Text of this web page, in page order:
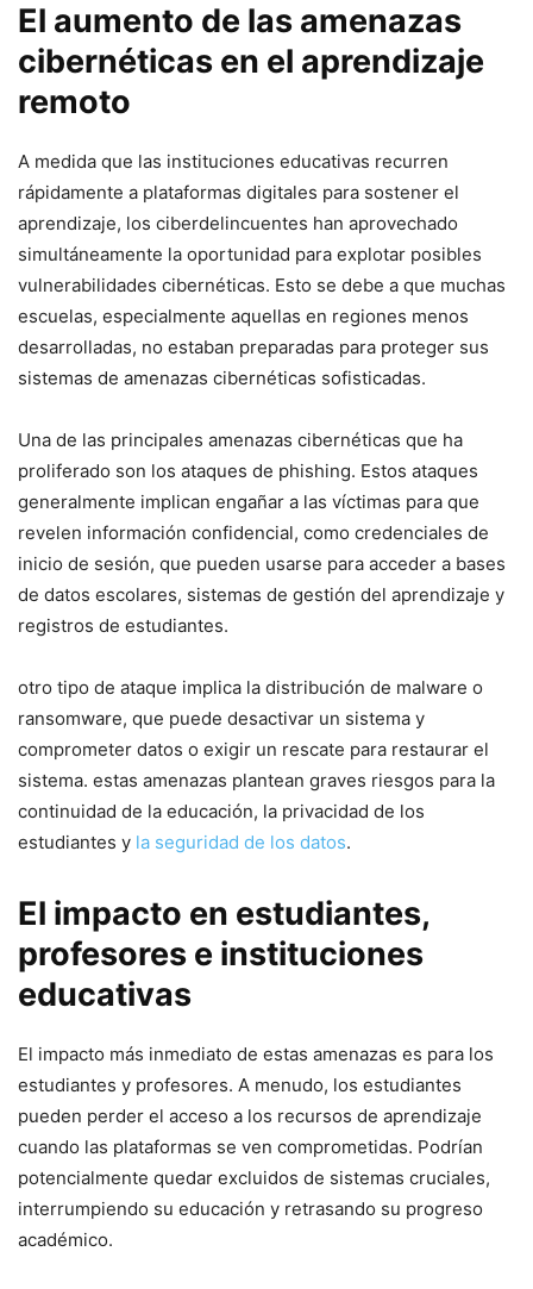
El aumento de las ⁤amenazas
cibernéticas‍ en el aprendizaje
remoto
A medida ⁤que las instituciones educativas recurren
rápidamente a plataformas digitales para sostener el
aprendizaje,⁢ los​ ciberdelincuentes han aprovechado
simultáneamente la oportunidad para explotar posibles
vulnerabilidades cibernéticas. Esto se debe a que muchas
escuelas, especialmente aquellas en regiones menos
desarrolladas, no estaban preparadas⁣ para proteger sus
sistemas de⁤ amenazas cibernéticas sofisticadas.
Una de las principales amenazas cibernéticas que ha ​
proliferado son los ataques de ⁣phishing.⁢ Estos ataques
generalmente implican engañar a las víctimas para que
‌revelen información​ confidencial,⁤ como credenciales de
inicio de sesión, que pueden usarse para acceder a⁤ bases
de datos escolares, sistemas de gestión del aprendizaje y
registros de estudiantes.
otro tipo de ataque implica la distribución de malware o
ransomware, que ⁤puede desactivar un‌ sistema y
comprometer ‌datos o exigir un rescate para restaurar el
sistema. estas amenazas⁤ plantean graves riesgos para la
continuidad de la educación, la privacidad de los
‌estudiantes y la seguridad de los datos.
El impacto en estudiantes,
profesores e instituciones
educativas
El impacto más ⁤inmediato de estas amenazas es para los
estudiantes y profesores. A menudo, los estudiantes
pueden​ perder el acceso a los recursos de aprendizaje
cuando las plataformas se ven comprometidas. Podrían
potencialmente quedar excluidos de sistemas cruciales,
interrumpiendo su educación y retrasando ‌su progreso
académico.